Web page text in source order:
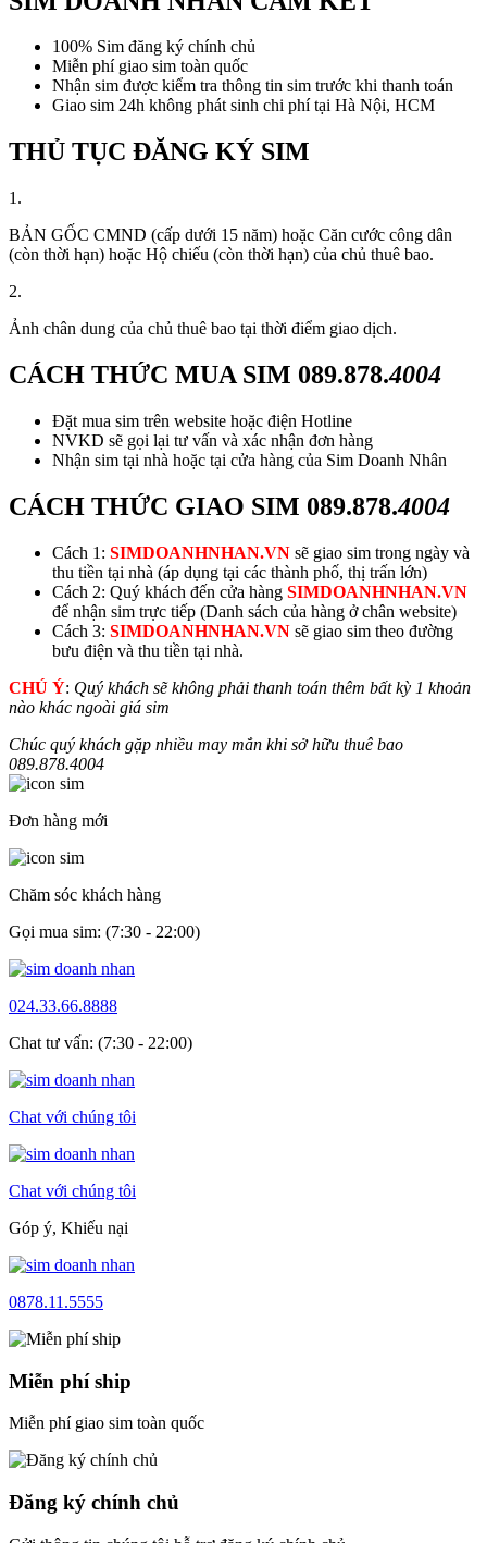
100% Sim đăng ký chính chủ
Miễn phí giao sim toàn quốc
Nhận sim được kiểm tra thông tin sim trước khi thanh toán
Giao sim 24h không phát sinh chi phí tại Hà Nội, HCM
THỦ TỤC ĐĂNG KÝ SIM
1.
BẢN GỐC CMND (cấp dưới 15 năm) hoặc Căn cước công dân
(còn thời hạn) hoặc Hộ chiếu (còn thời hạn) của chủ thuê bao.
2.
Ảnh chân dung của chủ thuê bao tại thời điểm giao dịch.
CÁCH THỨC MUA SIM 089.878.4004
Đặt mua sim trên website hoặc điện Hotline
NVKD sẽ gọi lại tư vấn và xác nhận đơn hàng
Nhận sim tại nhà hoặc tại cửa hàng của Sim Doanh Nhân
CÁCH THỨC GIAO SIM 089.878.4004
Cách 1: SIMDOANHNHAN.VN sẽ giao sim trong ngày và
thu tiền tại nhà (áp dụng tại các thành phố, thị trấn lớn)
Cách 2: Quý khách đến cửa hàng SIMDOANHNHAN.VN
để nhận sim trực tiếp (Danh sách của hàng ở chân website)
Cách 3: SIMDOANHNHAN.VN sẽ giao sim theo đường
bưu điện và thu tiền tại nhà.
CHÚ Ý: Quý khách sẽ không phải thanh toán thêm bất kỳ 1 khoản
nào khác ngoài giá sim
Chúc quý khách gặp nhiều may mắn khi sở hữu thuê bao
089.878.4004
Đơn hàng mới
Chăm sóc khách hàng
Gọi mua sim: (7:30 - 22:00)
024.33.66.8888
Chat tư vấn: (7:30 - 22:00)
Chat với chúng tôi
Chat với chúng tôi
Góp ý, Khiếu nại
0878.11.5555
Miễn phí ship
Miễn phí giao sim toàn quốc
Đăng ký chính chủ